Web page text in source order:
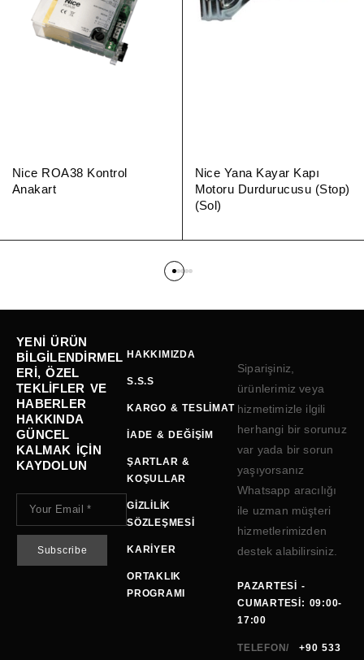
Nice ROA38 Kontrol
Anakart
Nice Yana Kayar Kapı
Motoru Durdurucusu (Stop)
(Sol)
YENI ÜRÜN
BILGILENDIRMEL
ERI, ÖZEL
TEKLIFLER VE
HABERLER
HAKKINDA
GÜNCEL
KALMAK IÇIN
KAYDOLUN
HAKKIMIZDA
S.S.S
KARGO & TESLIMAT
İADE & DEĞIŞIM
ŞARTLAR &
KOŞULLAR
GIZLILIK
SÖZLEŞMESI
KARIYER
ORTAKLIK
PROGRAMI
Siparişiniz,
ürünlerimiz veya
hizmetimizle ilgili
herhangi bir sorunuz
var yada bir sorun
yaşıyorsanız
Whatsapp aracılığı
ile uzman müşteri
hizmetlerimizden
destek alabilirsiniz.
PAZARTESI -
CUMARTESI: 09:00-
17:00
TELEFON/
+90 533